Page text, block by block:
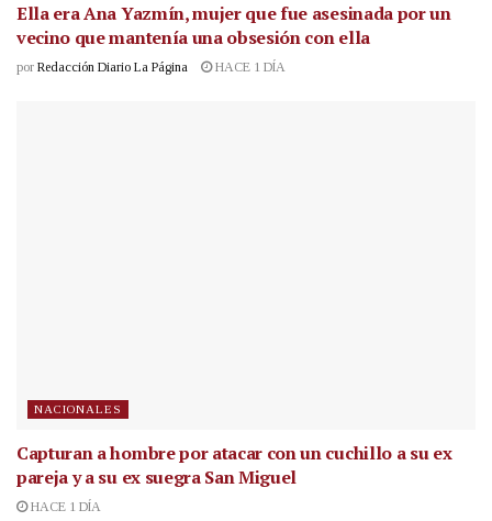
Ella era Ana Yazmín, mujer que fue asesinada por un
vecino que mantenía una obsesión con ella
por Redacción Diario La Página HACE 1 DÍA
NACIONALES
Capturan a hombre por atacar con un cuchillo a su ex
pareja y a su ex suegra San Miguel
HACE 1 DÍA